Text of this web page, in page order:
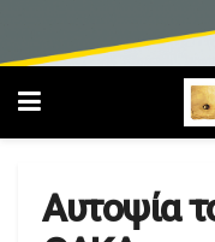
Αυτοψία